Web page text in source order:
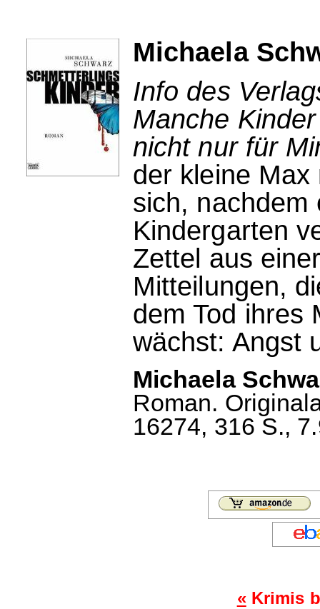
Michaela
Info des
Manche
nicht nur für
der kleine
sich, nachdem
Kindergarten
Zettel aus
Mitteilungen,
dem Tod ihres
wächst: Angst
Michaela
Roman.
16274, 316 S.,
«Krimis